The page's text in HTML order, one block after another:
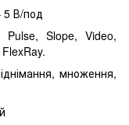
5 В/под
Pulse, Slope, Video,
множення,